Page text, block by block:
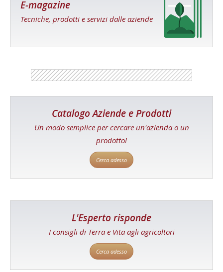
E-magazine
Tecniche, prodotti e servizi dalle aziende
Catalogo Aziende e Prodotti
Un modo semplice per cercare un'azienda o un
prodotto!
Cerca adesso
L'Esperto risponde
I consigli di Terra e Vita agli agricoltori
Cerca adesso